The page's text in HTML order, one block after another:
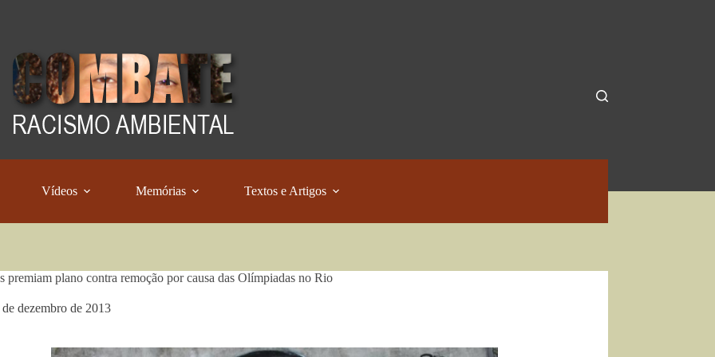
Vídeos Memórias Textos e Artigos
premiam plano contra remoção por causa das Olímpiadas no Rio
dezembro de 2013